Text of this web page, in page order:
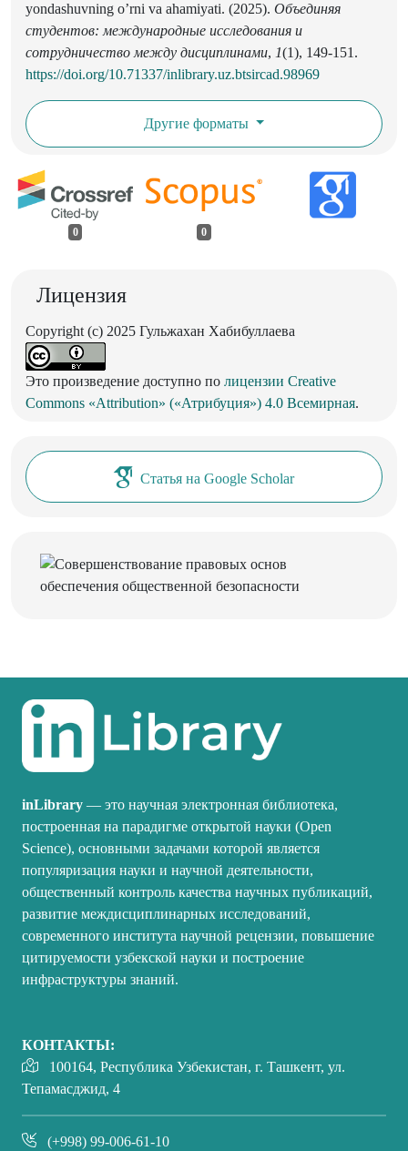
yondashuvning o’rni va ahamiyati. (2025). Объединяя
студентов: международные исследования и
сотрудничество между дисциплинами, 1(1), 149-151.
https://doi.org/10.71337/inlibrary.uz.btsircad.98969
Другие форматы
0 0
Лицензия
Copyright (c) 2025 Гульжахан Хабибуллаева
Это произведение доступно по лицензии Creative
Commons «Attribution» («Атрибуция») 4.0 Всемирная.
Статья на Google Scholar
inLibrary — это научная электронная библиотека,
построенная на парадигме открытой науки (Open
Science), основными задачами которой является
популяризация науки и научной деятельности,
общественный контроль качества научных публикаций,
развитие междисциплинарных исследований,
современного института научной рецензии, повышение
цитируемости узбекской науки и построение
инфраструктуры знаний.
КОНТАКТЫ:
100164, Республика Узбекистан, г. Ташкент, ул.
Тепамасджид, 4
(+998) 99-006-61-10